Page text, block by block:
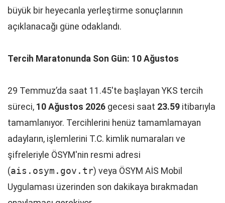
büyük bir heyecanla yerleştirme sonuçlarının
açıklanacağı güne odaklandı.
Tercih Maratonunda Son Gün: 10 Ağustos
29 Temmuz’da saat 11.45'te başlayan YKS tercih
süreci, 10 Ağustos 2026 gecesi saat 23.59 itibarıyla
tamamlanıyor. Tercihlerini henüz tamamlamayan
adayların, işlemlerini T.C. kimlik numaraları ve
şifreleriyle ÖSYM'nin resmi adresi
(ais.osym.gov.tr) veya ÖSYM AİS Mobil
Uygulaması üzerinden son dakikaya bırakmadan